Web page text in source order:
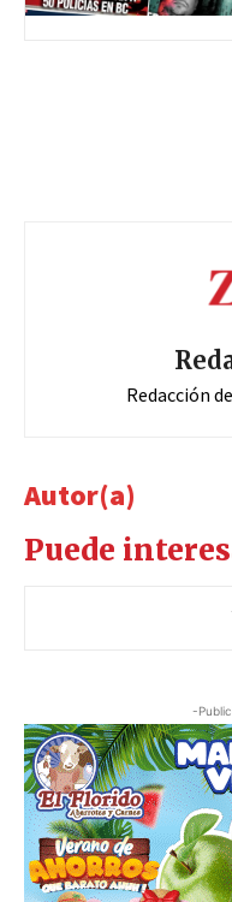
Redacción
Autor(a)
Puede
-